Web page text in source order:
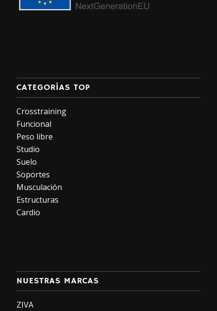
CATEGORÍAS TOP
Crosstraining
Funcional
Peso libre
Studio
Suelo
Soportes
Musculación
Estructuras
Cardio
NUESTRAS MARCAS
ZIVA